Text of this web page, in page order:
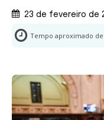
23 de fevereiro de
Tempo aproximado